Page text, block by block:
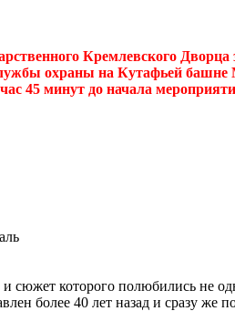
Кремлевского Дворца
охраны на Кутафьей
45 минут до начала
сюжет которого полюбились не
более 40 лет назад и сразу же